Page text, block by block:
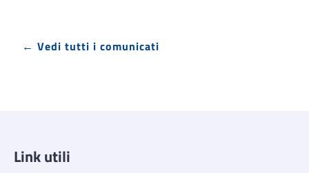
← Vedi tutti i comunicati
Link utili